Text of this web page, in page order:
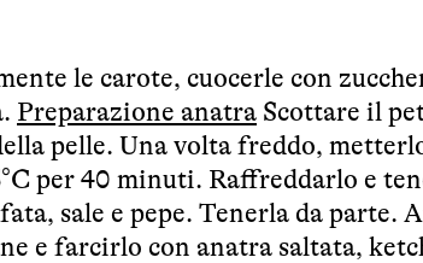
le carote, cuocerle con
Preparazione anatra Scottare il
pelle. Una volta freddo,
per 40 minuti. Raffreddarlo e
sale e pepe. Tenerla da parte.
e farcirlo con anatra saltata,